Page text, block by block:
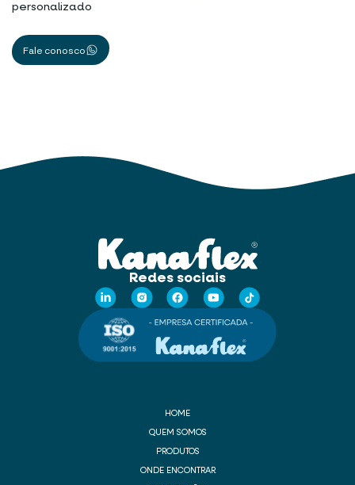
personalizado
Fale conosco
Redes sociais
HOME
QUEM SOMOS
PRODUTOS
ONDE ENCONTRAR